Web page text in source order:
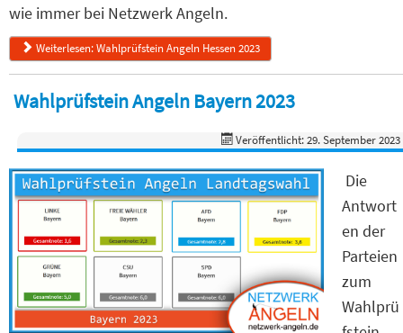
wie immer bei Netzwerk Angeln.
Weiterlesen: Wahlprüfstein Angeln Hessen 2023
Wahlprüfstein Angeln Bayern 2023
Veröffentlicht: 29. September 2023
Die
Antwort
en der
Parteien
zum
Wahlprü